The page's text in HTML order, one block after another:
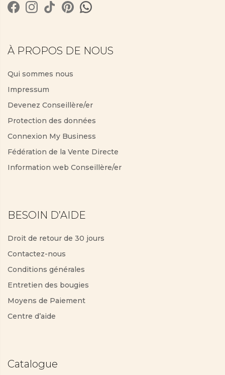
À PROPOS DE NOUS
Qui sommes nous
Impressum
Devenez Conseillère/er
Protection des données
Connexion My Business
Fédération de la Vente Directe
Information web Conseillère/er
BESOIN D’AIDE
Droit de retour de 30 jours
Contactez-nous
Conditions générales
Entretien des bougies
Moyens de Paiement
Centre d’aide
Catalogue